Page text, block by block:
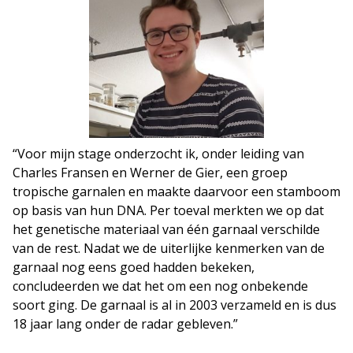
“Voor mijn stage onderzocht ik, onder leiding van
Charles Fransen en Werner de Gier, een groep
tropische garnalen en maakte daarvoor een stamboom
op basis van hun DNA. Per toeval merkten we op dat
het genetische materiaal van één garnaal verschilde
van de rest. Nadat we de uiterlijke kenmerken van de
garnaal nog eens goed hadden bekeken,
concludeerden we dat het om een nog onbekende
soort ging. De garnaal is al in 2003 verzameld en is dus
18 jaar lang onder de radar gebleven.”